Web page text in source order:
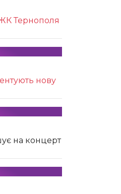
Тернополя
нову
на концерт